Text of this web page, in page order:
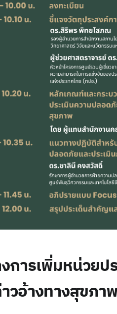
การเพิ่มหน่วยป
วอ้างทางสุขภาพ